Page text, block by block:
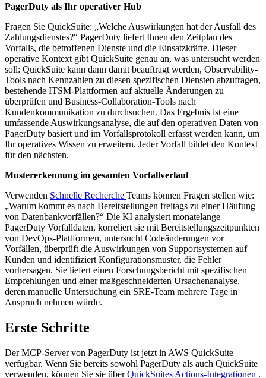
PagerDuty als Ihr operativer Hub
Fragen Sie QuickSuite: „Welche Auswirkungen hat der Ausfall des
Zahlungsdienstes?“ PagerDuty liefert Ihnen den Zeitplan des
Vorfalls, die betroffenen Dienste und die Einsatzkräfte. Dieser
operative Kontext gibt QuickSuite genau an, was untersucht werden
soll: QuickSuite kann dann damit beauftragt werden, Observability-
Tools nach Kennzahlen zu diesen spezifischen Diensten abzufragen,
bestehende ITSM-Plattformen auf aktuelle Änderungen zu
überprüfen und Business-Collaboration-Tools nach
Kundenkommunikation zu durchsuchen. Das Ergebnis ist eine
umfassende Auswirkungsanalyse, die auf den operativen Daten von
PagerDuty basiert und im Vorfallsprotokoll erfasst werden kann, um
Ihr operatives Wissen zu erweitern. Jeder Vorfall bildet den Kontext
für den nächsten.
Mustererkennung im gesamten Vorfallverlauf
Verwenden Schnelle Recherche Teams können Fragen stellen wie:
„Warum kommt es nach Bereitstellungen freitags zu einer Häufung
von Datenbankvorfällen?“ Die KI analysiert monatelange
PagerDuty Vorfalldaten, korreliert sie mit Bereitstellungszeitpunkten
von DevOps-Plattformen, untersucht Codeänderungen vor
Vorfällen, überprüft die Auswirkungen von Supportsystemen auf
Kunden und identifiziert Konfigurationsmuster, die Fehler
vorhersagen. Sie liefert einen Forschungsbericht mit spezifischen
Empfehlungen und einer maßgeschneiderten Ursachenanalyse,
deren manuelle Untersuchung ein SRE-Team mehrere Tage in
Anspruch nehmen würde.
Erste Schritte
Der MCP-Server von PagerDuty ist jetzt in AWS QuickSuite
verfügbar. Wenn Sie bereits sowohl PagerDuty als auch QuickSuite
verwenden, können Sie sie überQuickSuites Actions-Integrationen .